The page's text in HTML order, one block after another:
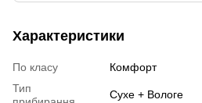
Характеристики
По класу
Комфорт
Тип
Сухе + Вологе